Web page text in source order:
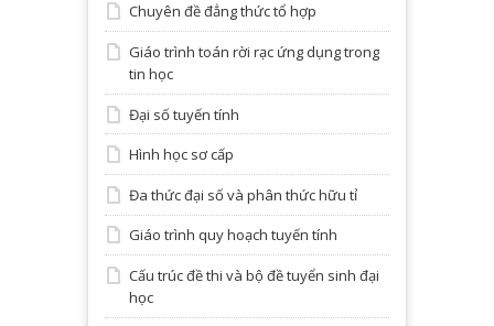
Chuyên đề đẳng thức tổ hợp
Giáo trình toán rời rạc ứng dụng trong
tin học
Đại số tuyến tính
Hình học sơ cấp
Đa thức đại số và phân thức hữu tỉ
Giáo trình quy hoạch tuyến tính
Cấu trúc đề thi và bộ đề tuyển sinh đại
học